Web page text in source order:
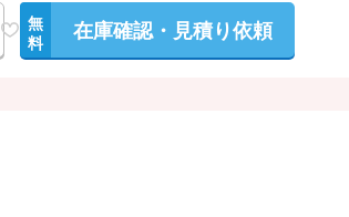
無
料
在庫確認・見積り依頼